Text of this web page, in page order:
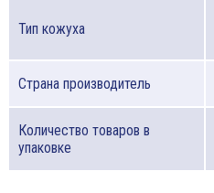
Тип кожуха
Страна производитель
Количество товаров в
упаковке